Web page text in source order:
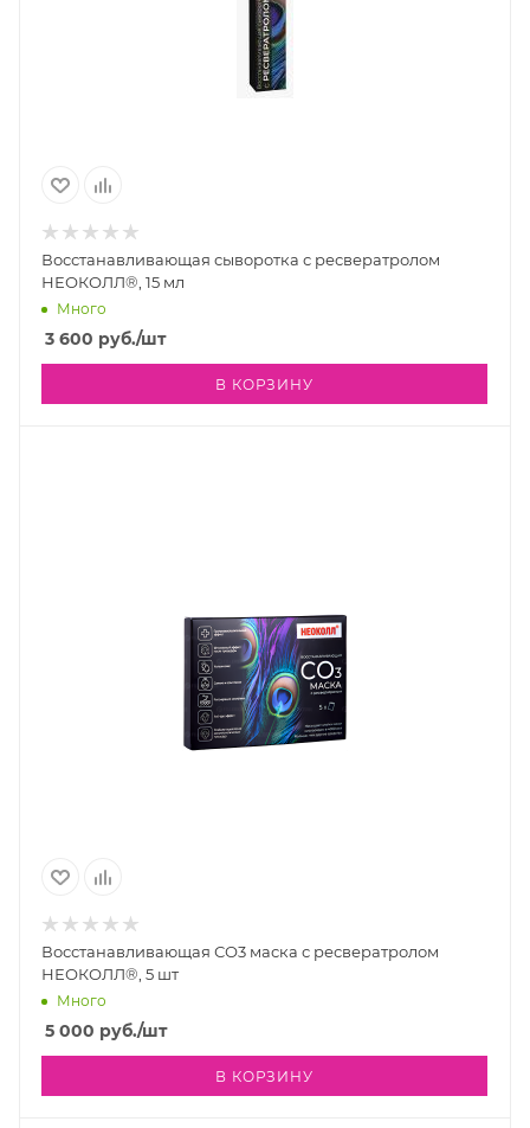
Восстанавливающая сыворотка с ресвератролом
НЕОКОЛЛ®, 15 мл
Много
3 600 руб./шт
В КОРЗИНУ
Восстанавливающая СО3 маска с ресвератролом
НЕОКОЛЛ®, 5 шт
Много
5 000 руб./шт
В КОРЗИНУ